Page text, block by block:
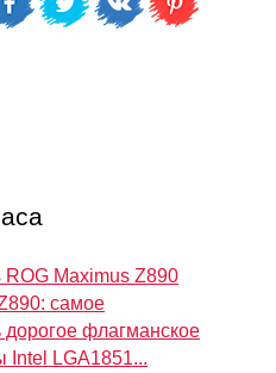
ROG Maximus Z890
самое
флагманское
LGA1851...